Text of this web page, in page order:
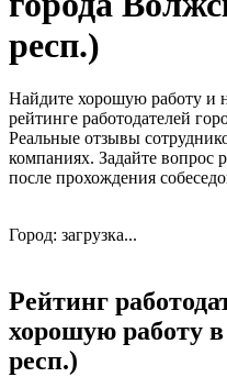
респ.)
Найдите хорошую работу и
рейтинге работодателей
Реальные отзывы
компаниях. Задайте вопрос
после прохождения
Город: загрузка...
Рейтинг
хорошую работу
респ.)